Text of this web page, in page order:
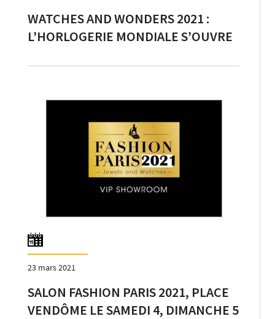
WATCHES AND WONDERS 2021 :
L’HORLOGERIE MONDIALE S’OUVRE
FORMAT ONLINE ET OFFLINE
23 mars 2021
SALON FASHION PARIS 2021, PLACE
VENDÔME LE SAMEDI 4, DIMANCHE 5